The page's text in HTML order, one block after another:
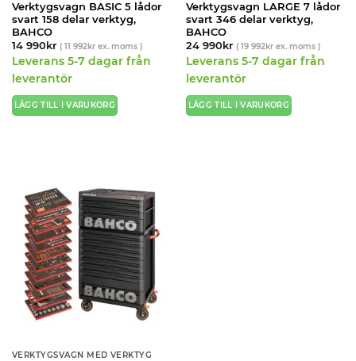
Verktygsvagn BASIC 5 lådor
svart 158 delar verktyg,
BAHCO
14 990kr ( 11 992krex. moms )
Leverans 5-7 dagar från
leverantör
LÄGG TILL I VARUKORG
Verktygsvagn LARGE 7 lådor
svart 346 delar verktyg,
BAHCO
24 990kr ( 19 992krex. moms )
Leverans 5-7 dagar från
leverantör
LÄGG TILL I VARUKORG
VERKTYGSVAGN MED VERKTYG